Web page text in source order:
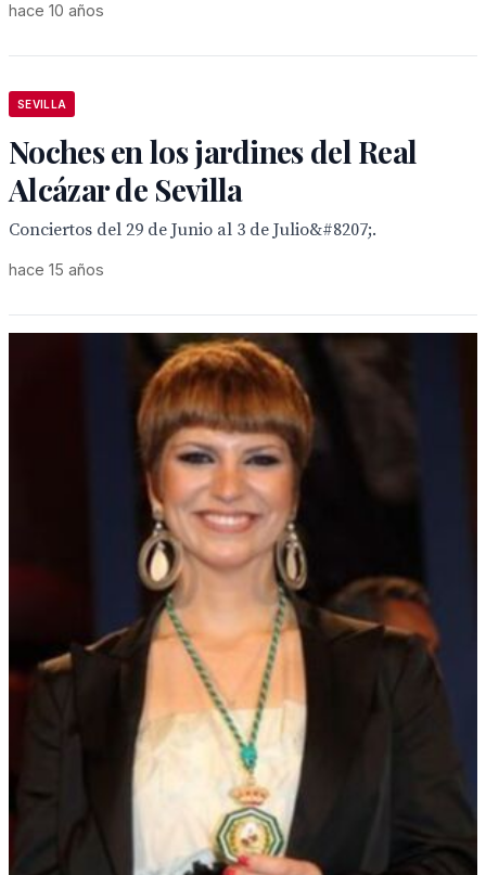
hace 10 años
SEVILLA
Noches en los jardines del Real
Alcázar de Sevilla
Conciertos del 29 de Junio al 3 de Julio&#8207;.
hace 15 años